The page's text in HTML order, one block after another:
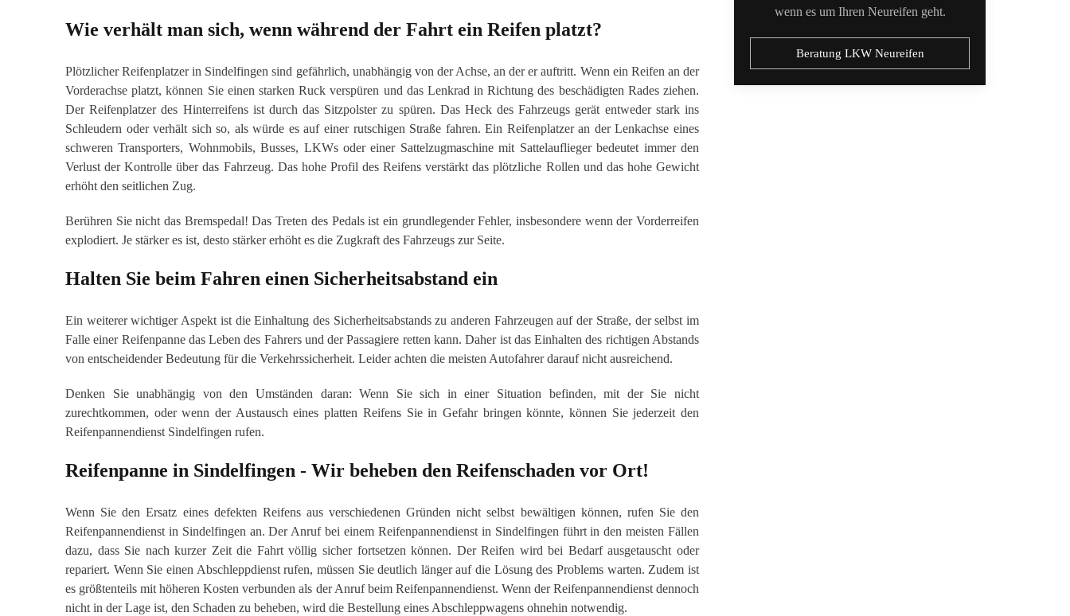
Wie verhält man sich, wenn während der Fahrt ein Reifen platzt?
Plötzlicher Reifenplatzer in Sindelfingen sind gefährlich, unabhängig von der Achse, an der er auftritt. Wenn ein Reifen an der
Vorderachse platzt, können Sie einen starken Ruck verspüren und das Lenkrad in Richtung des beschädigten Rades ziehen.
Der Reifenplatzer des Hinterreifens ist durch das Sitzpolster zu spüren. Das Heck des Fahrzeugs gerät entweder stark ins
Schleudern oder verhält sich so, als würde es auf einer rutschigen Straße fahren. Ein Reifenplatzer an der Lenkachse eines
schweren Transporters, Wohnmobils, Busses, LKWs oder einer Sattelzugmaschine mit Sattelauflieger bedeutet immer den
Verlust der Kontrolle über das Fahrzeug. Das hohe Profil des Reifens verstärkt das plötzliche Rollen und das hohe Gewicht
erhöht den seitlichen Zug.
Berühren Sie nicht das Bremspedal! Das Treten des Pedals ist ein grundlegender Fehler, insbesondere wenn der Vorderreifen
explodiert. Je stärker es ist, desto stärker erhöht es die Zugkraft des Fahrzeugs zur Seite.
Halten Sie beim Fahren einen Sicherheitsabstand ein
Ein weiterer wichtiger Aspekt ist die Einhaltung des Sicherheitsabstands zu anderen Fahrzeugen auf der Straße, der selbst im
Falle einer Reifenpanne das Leben des Fahrers und der Passagiere retten kann. Daher ist das Einhalten des richtigen Abstands
von entscheidender Bedeutung für die Verkehrssicherheit. Leider achten die meisten Autofahrer darauf nicht ausreichend.
Denken Sie unabhängig von den Umständen daran: Wenn Sie sich in einer Situation befinden, mit der Sie nicht
zurechtkommen, oder wenn der Austausch eines platten Reifens Sie in Gefahr bringen könnte, können Sie jederzeit den
Reifenpannendienst Sindelfingen rufen.
Reifenpanne in Sindelfingen - Wir beheben den Reifenschaden vor Ort!
Wenn Sie den Ersatz eines defekten Reifens aus verschiedenen Gründen nicht selbst bewältigen können, rufen Sie den
Reifenpannendienst in Sindelfingen an. Der Anruf bei einem Reifenpannendienst in Sindelfingen führt in den meisten Fällen
dazu, dass Sie nach kurzer Zeit die Fahrt völlig sicher fortsetzen können. Der Reifen wird bei Bedarf ausgetauscht oder
repariert. Wenn Sie einen Abschleppdienst rufen, müssen Sie deutlich länger auf die Lösung des Problems warten. Zudem ist
es größtenteils mit höheren Kosten verbunden als der Anruf beim Reifenpannendienst. Wenn der Reifenpannendienst dennoch
nicht in der Lage ist, den Schaden zu beheben, wird die Bestellung eines Abschleppwagens ohnehin notwendig.
wenn es um Ihren Neureifen geht.
Beratung LKW Neureifen